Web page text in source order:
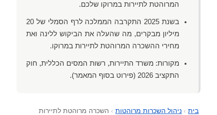
המרוהטת לתיירות במרוקו שלכם.
בשנת 2025 התקרבה הממלכה לרף הסמלי של 20
מיליון מבקרים, מה שהעלה את הביקוש ללינה ואת
מחירי ההשכרה המרוהטת לתיירות במרוקו.
מקורות: משרד התיירות, רשות המסים הכללית, חוק
התקציב 2026 (פירוט בסוף המאמר).
בית › ניהול השכרות מרוהטות › השכרה מרוהטת לתיירות